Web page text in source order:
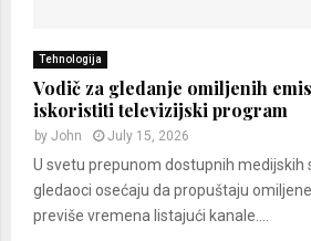
Tehnologija
Vodič za gledanje omiljenih
iskoristiti televizijski program
by John July 15, 2026
U svetu prepunom dostupnih medijskih
gledaoci osećaju da propuštaju
previše vremena listajući kanale....